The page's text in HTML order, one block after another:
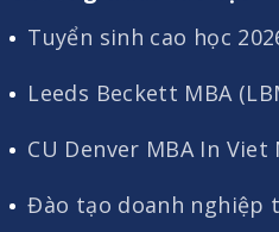
Tuyển sinh cao học
Leeds Beckett MBA
CU Denver MBA In Viet
Đào tạo doanh nghiệp